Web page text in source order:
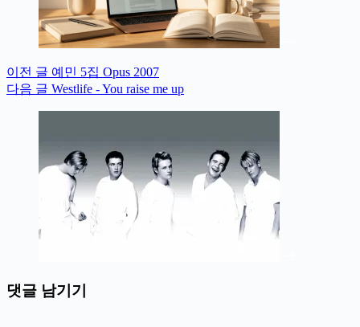
이전 글 예민 5집 Opus 2007
다음 글 Westlife - You raise me up
댓글 남기기